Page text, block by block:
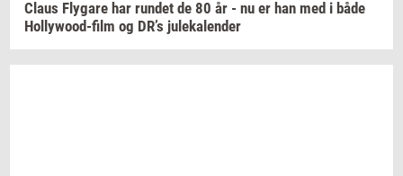
Claus Fly­ga­re har run­det de 80 år - nu er han med i både
Hollywood-​film og DR’s ju­le­ka­len­der